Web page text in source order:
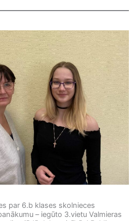
par 6.b klases skolnieces
– iegūto 3.vietu Valmieras